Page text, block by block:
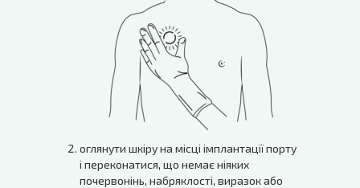
оглянути шкіру на місці імплантації порту
і переконатися, що немає ніяких
почервонінь, набряклості, виразок або